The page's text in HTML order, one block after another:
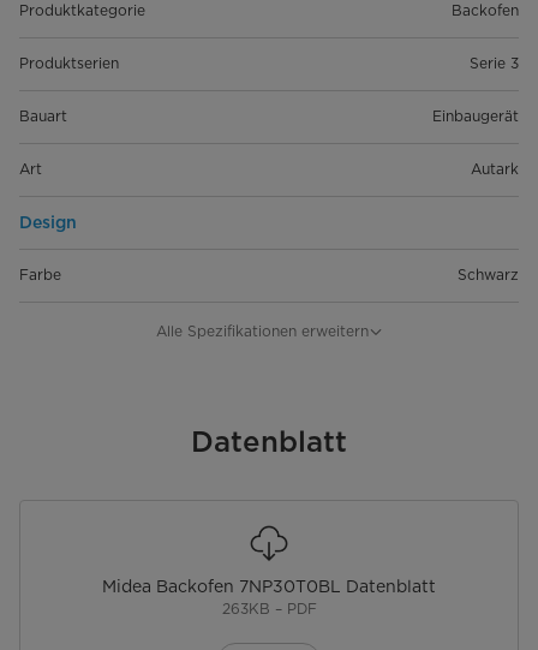
Produktkategorie Backofen
Produktserien Serie 3
Bauart Einbaugerät
Art Autark
Design
Farbe Schwarz
Leistung & Technik
Bedienung & Anzeige
Kochwecker
Alle Spezifikationen erweitern
Datenblatt
Midea Backofen 7NP30T0BL Datenblatt
263KB – PDF